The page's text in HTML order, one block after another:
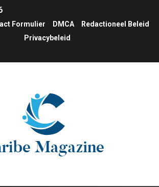
Formulier DMCA
Redactioneel Beleid
Privacybeleid